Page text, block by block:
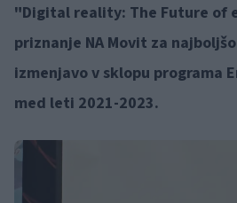
"Digital reality: The Future of
priznanje NA Movit za
izmenjavo v sklopu programa
med leti 2021-2023.